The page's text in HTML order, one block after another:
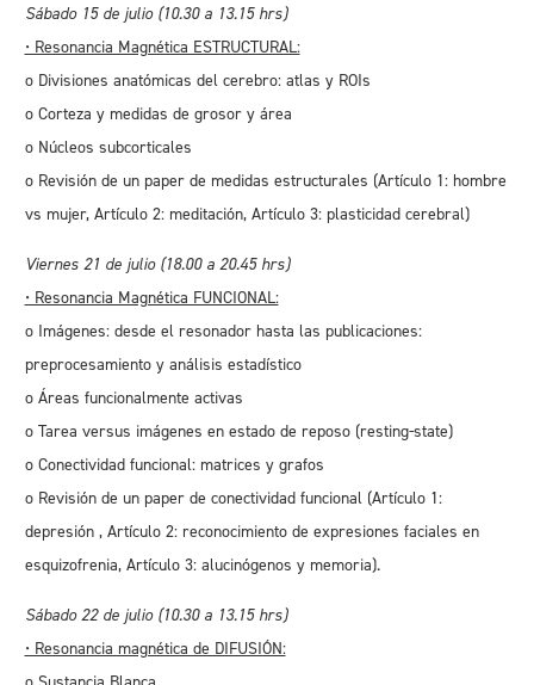
Sábado 15 de julio (10.30 a 13.15 hrs)
• Resonancia Magnética ESTRUCTURAL:
o Divisiones anatómicas del cerebro: atlas y ROIs
o Corteza y medidas de grosor y área
o Núcleos subcorticales
o Revisión de un paper de medidas estructurales (Artículo 1: hombre
vs mujer, Artículo 2: meditación, Artículo 3: plasticidad cerebral)
Viernes 21 de julio (18.00 a 20.45 hrs)
• Resonancia Magnética FUNCIONAL:
o Imágenes: desde el resonador hasta las publicaciones:
preprocesamiento y análisis estadístico
o Áreas funcionalmente activas
o Tarea versus imágenes en estado de reposo (resting-state)
o Conectividad funcional: matrices y grafos
o Revisión de un paper de conectividad funcional (Artículo 1:
depresión , Artículo 2: reconocimiento de expresiones faciales en
esquizofrenia, Artículo 3: alucinógenos y memoria).
Sábado 22 de julio (10.30 a 13.15 hrs)
• Resonancia magnética de DIFUSIÓN: